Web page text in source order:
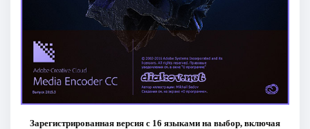
Зарегистрированная версия с 16 языками на выбор, включая